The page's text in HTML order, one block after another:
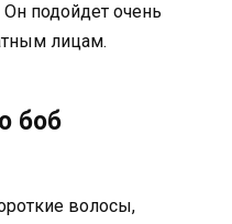
Он подойдет очень
лицам.
боб